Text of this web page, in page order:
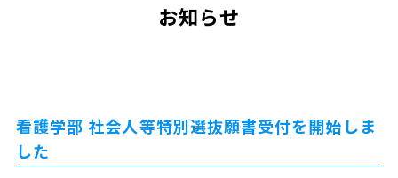
お知らせ
看護学部 社会人等特別選抜願書受付を開始しま
した